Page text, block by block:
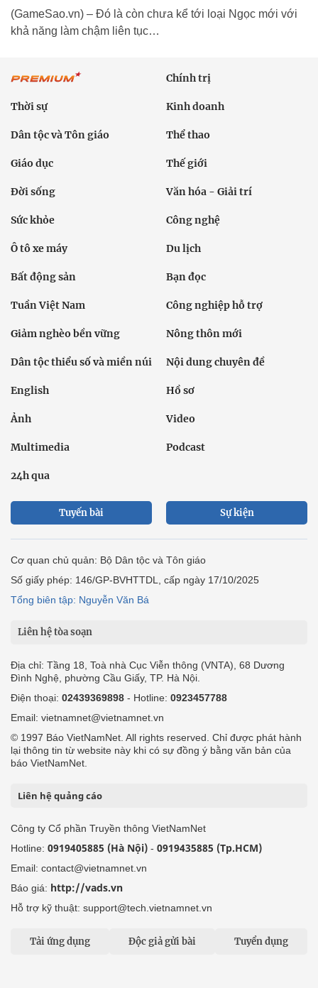
(GameSao.vn) – Đó là còn chưa kể tới loại Ngọc mới với
khả năng làm chậm liên tục…
Chính trị
Thời sự Kinh doanh
Dân tộc và Tôn giáo Thể thao
Giáo dục Thế giới
Đời sống Văn hóa - Giải trí
Sức khỏe Công nghệ
Ô tô xe máy Du lịch
Bất động sản Bạn đọc
Tuần Việt Nam Công nghiệp hỗ trợ
Giảm nghèo bền vững Nông thôn mới
Dân tộc thiểu số và miền núi Nội dung chuyên đề
English Hồ sơ
Ảnh Video
Multimedia Podcast
24h qua
Tuyến bài Sự kiện
Cơ quan chủ quản: Bộ Dân tộc và Tôn giáo
Số giấy phép: 146/GP-BVHTTDL, cấp ngày 17/10/2025
Tổng biên tập: Nguyễn Văn Bá
Liên hệ tòa soạn
Địa chỉ: Tầng 18, Toà nhà Cục Viễn thông (VNTA), 68 Dương
Đình Nghệ, phường Cầu Giấy, TP. Hà Nội.
Điện thoại: 02439369898 - Hotline: 0923457788
Email: vietnamnet@vietnamnet.vn
© 1997 Báo VietNamNet. All rights reserved. Chỉ được phát hành
lại thông tin từ website này khi có sự đồng ý bằng văn bản của
báo VietNamNet.
Liên hệ quảng cáo
Công ty Cổ phần Truyền thông VietNamNet
Hotline: 0919405885 (Hà Nội) - 0919435885 (Tp.HCM)
Email: contact@vietnamnet.vn
Báo giá: http://vads.vn
Hỗ trợ kỹ thuật: support@tech.vietnamnet.vn
Tải ứng dụng Độc giả gửi bài Tuyển dụng